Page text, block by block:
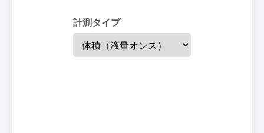
計測タイプ